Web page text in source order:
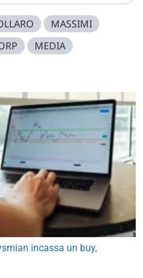
MASSIMI
MEDIA
incassa un buy,